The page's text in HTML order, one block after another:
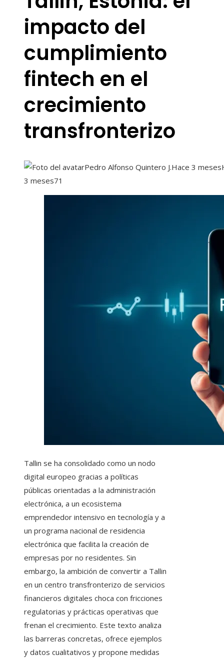
impacto del
cumplimiento
fintech en el
crecimiento
transfronterizo
Pedro Alfonso Quintero J.Hace 3 meses
3 meses71
Tallin se ha consolidado como un nodo
digital europeo gracias a políticas
públicas orientadas a la administración
electrónica, a un ecosistema
emprendedor intensivo en tecnología y a
un programa nacional de residencia
electrónica que facilita la creación de
empresas por no residentes. Sin
embargo, la ambición de convertir a Tallin
en un centro transfronterizo de servicios
financieros digitales choca con fricciones
regulatorias y prácticas operativas que
frenan el crecimiento. Este texto analiza
las barreras concretas, ofrece ejemplos
y datos cualitativos y propone medidas